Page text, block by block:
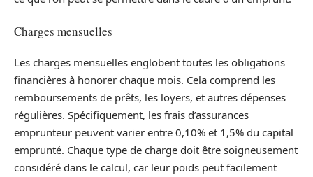
Charges mensuelles
Les charges mensuelles englobent toutes les obligations
financières à honorer chaque mois. Cela comprend les
remboursements de prêts, les loyers, et autres dépenses
régulières. Spécifiquement, les frais d’assurances
emprunteur peuvent varier entre 0,10% et 1,5% du capital
emprunté. Chaque type de charge doit être soigneusement
considéré dans le calcul, car leur poids peut facilement